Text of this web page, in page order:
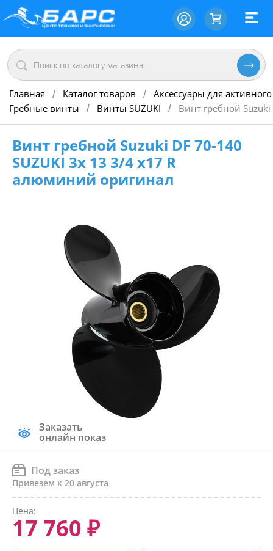
Главная / Каталог товаров / Аксессуары для
Гребные винты
/ Винты SUZUKI / Винт гребной
Винт гребной Suzuki DF 70-140
SUZUKI 3х 13 3/4 х17 R
алюминий оригинал
Заказать
онлайн показ
Под заказ
Привезем к 20 августа
Цена:
17 760 ₽